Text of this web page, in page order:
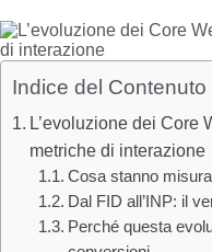
Indice del Contenuto
L’evoluzione dei Core
metriche di interazione
Cosa stanno
Dal FID all’INP: il
Perché questa